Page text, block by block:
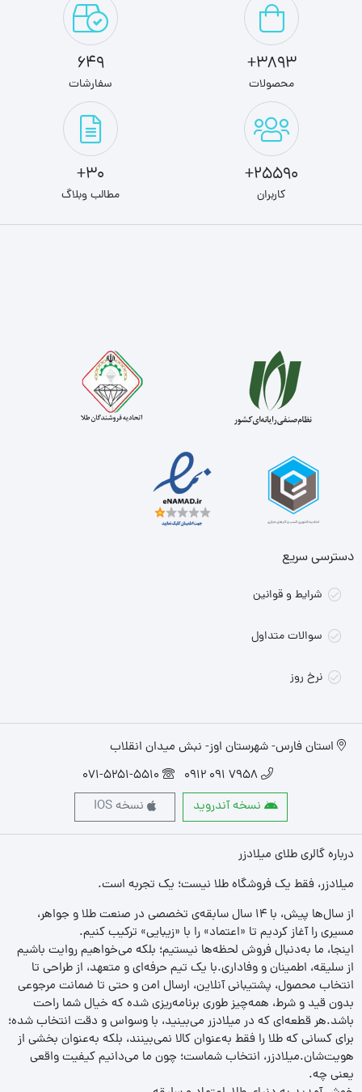
3893+
محصولات
649
سفارشات
25590+
کاربران
30+
مطالب وبلاگ
دسترسی سریع
شرایط و قوانین
سوالات متداول
نرخ روز
استان فارس- شهرستان اوز- نبش میدان انقلاب
7958 091 0912
071-5251-5510
نسخه آندروید
نسخه IOS
درباره گالری طلای میلادزر
میلادزر، فقط یک فروشگاه طلا نیست؛ یک تجربه‌ است.
از سال‌ها پیش، با ۱۴ سال سابقه‌ی تخصصی در صنعت طلا و جواهر،
مسیری را آغاز کردیم تا «اعتماد» را با «زیبایی» ترکیب کنیم.
اینجا، ما به‌دنبال فروش لحظه‌ها نیستیم؛ بلکه می‌خواهیم روایت باشیم
از سلیقه، اطمینان و وفاداری.با یک تیم حرفه‌ای و متعهد، از طراحی تا
انتخاب محصول، پشتیبانی آنلاین، ارسال امن و حتی تا ضمانت مرجوعی
بدون قید و شرط، همه‌چیز طوری برنامه‌ریزی شده که خیال شما راحت
باشد.هر قطعه‌ای که در میلادزر می‌بینید، با وسواس و دقت انتخاب شده؛
برای کسانی که طلا را فقط به‌عنوان کالا نمی‌بینند، بلکه به‌عنوان بخشی از
هویت‌شان.میلادزر، انتخاب شماست؛ چون ما می‌دانیم کیفیت واقعی
یعنی چه.